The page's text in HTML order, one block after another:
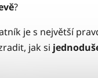
?
je s největší
jak si